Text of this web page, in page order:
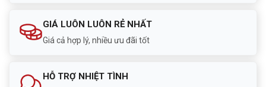
GIÁ LUÔN LUÔN RẺ NHẤT
Giá cả hợp lý, nhiều ưu đãi tốt
HỖ TRỢ NHIỆT TÌNH